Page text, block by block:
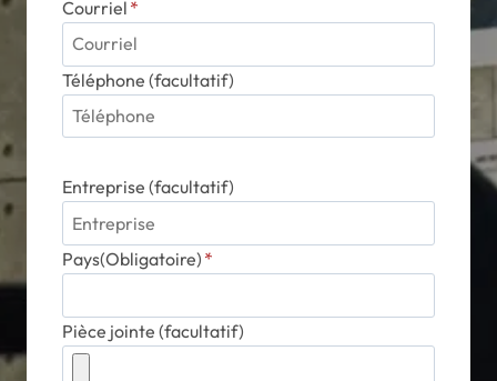
Courriel *
Téléphone (facultatif)
Entreprise (facultatif)
Pays(Obligatoire) *
Pièce jointe (facultatif)